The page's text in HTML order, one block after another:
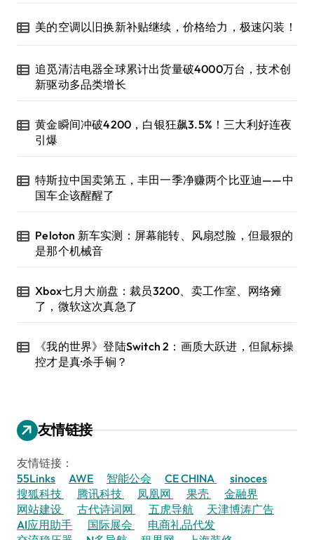
美的空调以旧换新补贴继续，价格给力，极速闪装！
追觅清洁电器全球累计出货量破4000万台，技术创
新驱动多品类增长
黄金瞬间冲破4200，白银狂飙3.5%！三大利好连夜
引爆
特斯拉中国卖第五，丰田一季净赚两个比亚迪——中
国车企该醒醒了
Peloton 新车实测：屏幕能转、风扇怼脸，但最狠的
是那个机械音
Xbox七月大崩盘：裁员3200、卖工作室、网络瘫
了，微软这次真急了
《我的世界》登陆Switch 2：画质大跃进，但鼠标操
控才是真·杀手锏？
友情链接
友情链接：
55Links
AWE 智能公会 CE CHINA
sinoces
搜狐科技
腾讯科技 凤凰网 果壳
金融界
网站建设
古代诗词网 五虎导航
天津博涛广告
AI应用助手
国际展会
电商礼品代发